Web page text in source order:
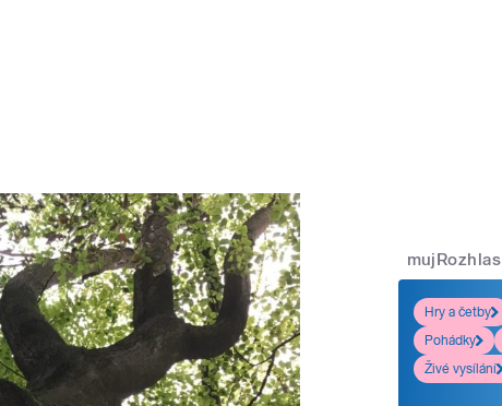
mujRozhlas
Hry a četby
Pohádky
Živé vysílání